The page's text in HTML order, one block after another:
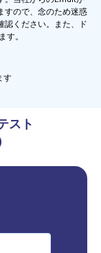
すので、念のため迷惑
認ください。また、ド
。
す
スト